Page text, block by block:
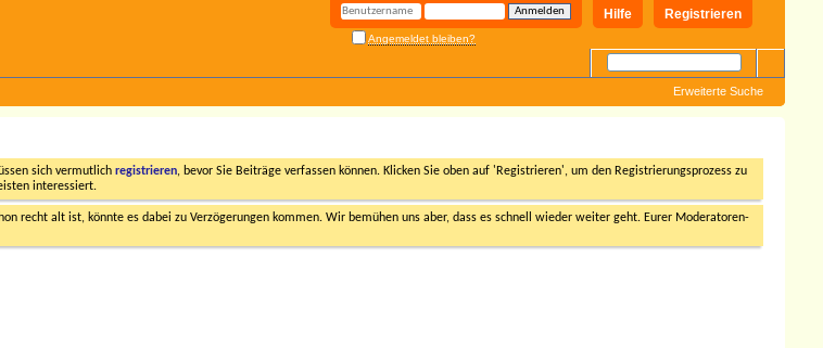
Registrieren
Hilfe
Angemeldet bleiben?
Erweiterte Suche
sich vermutlich registrieren, bevor Sie Beiträge verfassen können. Klicken Sie oben auf 'Registrieren', um den Registrierungsprozess zu
interessiert.
recht alt ist, könnte es dabei zu Verzögerungen kommen. Wir bemühen uns aber, dass es schnell wieder weiter geht. Eurer Moderatoren-